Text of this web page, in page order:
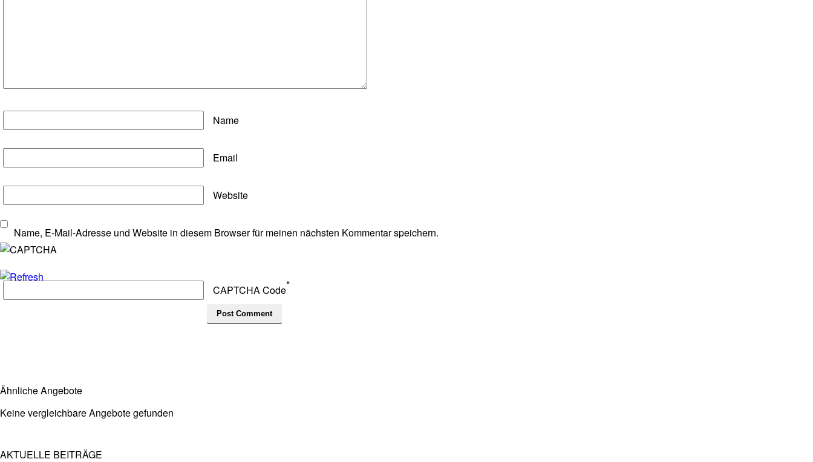
Name
Email
Website
Name, E-Mail-Adresse und Website in diesem Browser für meinen nächsten Kommentar speichern.
CAPTCHA Code*
Ähnliche Angebote
Keine vergleichbare Angebote gefunden
AKTUELLE BEITRÄGE